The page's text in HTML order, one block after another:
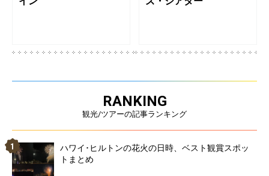
RANKING
観光/ツアーの記事ランキング
ハワイ･ヒルトンの花火の日時、ベスト観賞スポッ
トまとめ